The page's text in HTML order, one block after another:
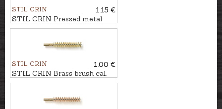
STIL CRIN
1.15 €
STIL CRIN Pressed metal
loop cleaner for rifle/pistol
STIL CRIN
1.00 €
STIL CRIN Brass brush cal.
7mm